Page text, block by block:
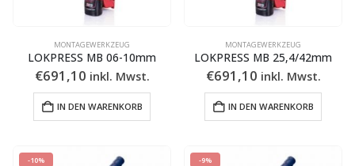
MONTAGEWERKZEUG
LOKPRESS MB 06-10mm
€691,10 inkl. Mwst.
IN DEN WARENKORB
MONTAGEWERKZEUG
LOKPRESS MB 25,4/42mm
€691,10 inkl. Mwst.
IN DEN WARENKORB
-10% -9%